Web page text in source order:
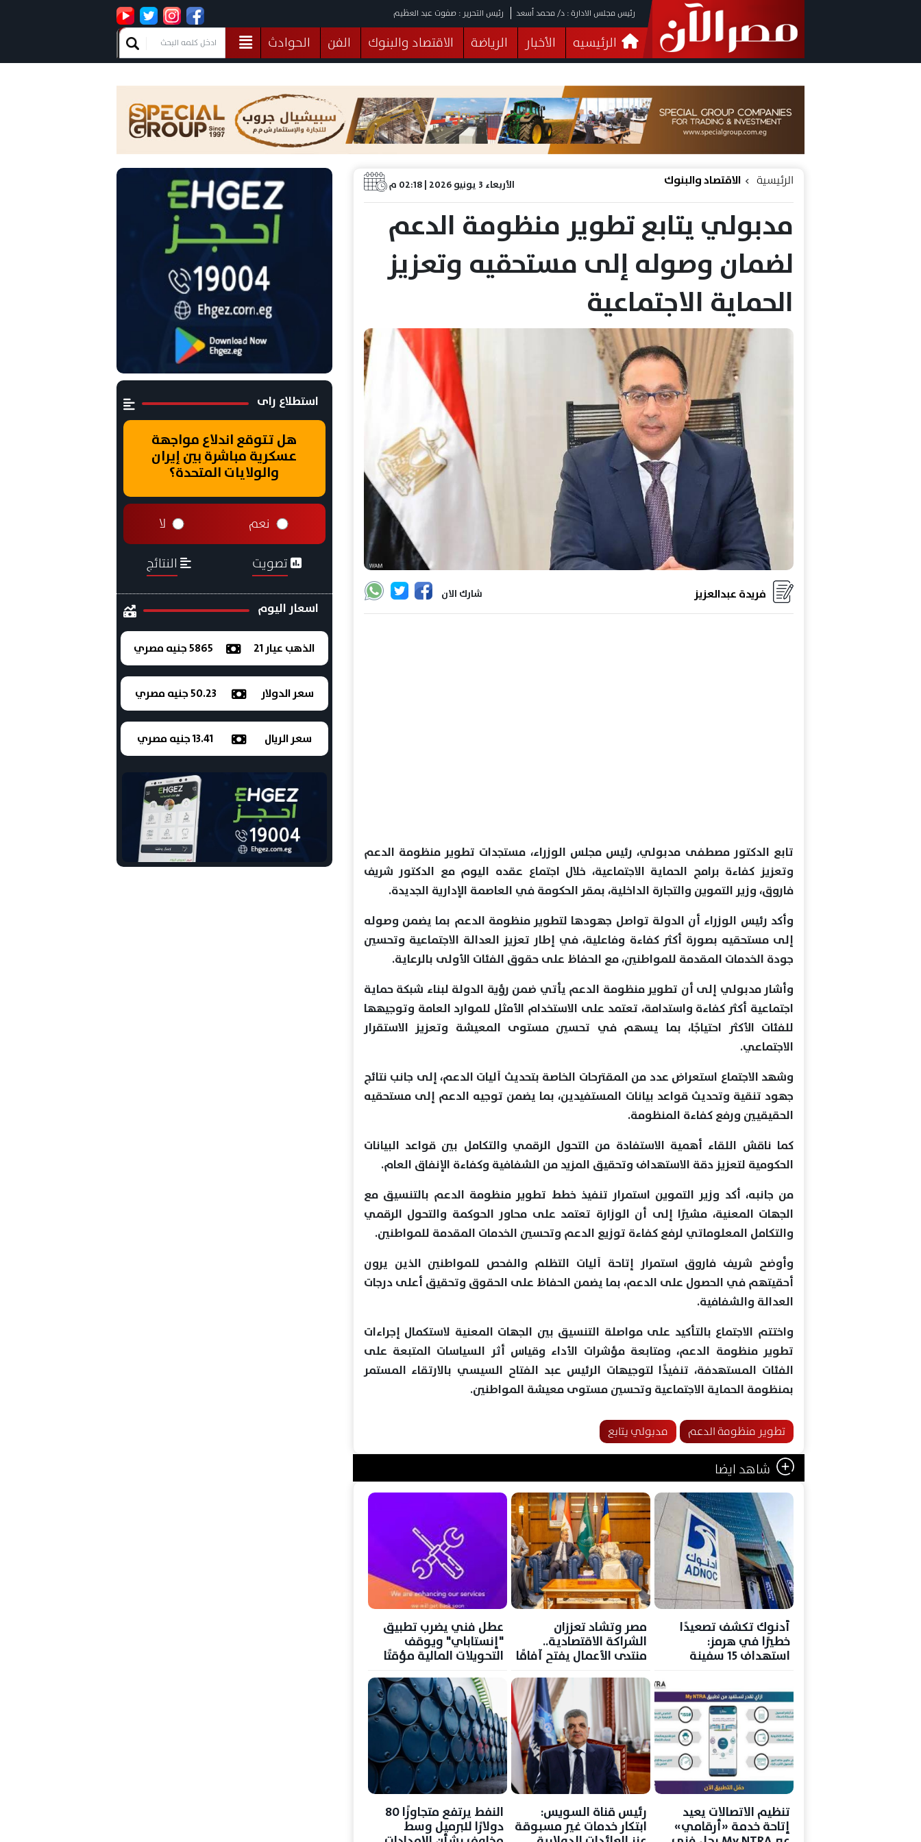
رئيس مجلس الادارة : د/ محمد أسعد رئيس التحرير : صفوت عبد العظيم
الرئيسيه الأخبار الرياضة الاقتصاد والبنوك الفن
الحوادث
فيديوهات
البرلمان صحة الثقافة خدمات منوعات
الأربعاء 3 يونيو 2026 | 02:18 م الرئيسية الاقتصاد والبنوك
مدبولي يتابع تطوير منظومة الدعم
لضمان وصوله إلى مستحقيه وتعزيز
الحماية الاجتماعية
شارك الان فريدة عبدالعزيز
تابع الدكتور مصطفى مدبولي، رئيس مجلس الوزراء، مستجدات تطوير منظومة الدعم
وتعزيز كفاءة برامج الحماية الاجتماعية، خلال اجتماع عقده اليوم مع الدكتور شريف
فاروق، وزير التموين والتجارة الداخلية، بمقر الحكومة في العاصمة الإدارية الجديدة.
وأكد رئيس الوزراء أن الدولة تواصل جهودها لتطوير منظومة الدعم بما يضمن وصوله
إلى مستحقيه بصورة أكثر كفاءة وفاعلية، في إطار تعزيز العدالة الاجتماعية وتحسين
جودة الخدمات المقدمة للمواطنين، مع الحفاظ على حقوق الفئات الأولى بالرعاية.
وأشار مدبولي إلى أن تطوير منظومة الدعم يأتي ضمن رؤية الدولة لبناء شبكة حماية
اجتماعية أكثر كفاءة واستدامة، تعتمد على الاستخدام الأمثل للموارد العامة وتوجيهها
للفئات الأكثر احتياجًا، بما يسهم في تحسين مستوى المعيشة وتعزيز الاستقرار
الاجتماعي.
وشهد الاجتماع استعراض عدد من المقترحات الخاصة بتحديث آليات الدعم، إلى جانب نتائج
جهود تنقية وتحديث قواعد بيانات المستفيدين، بما يضمن توجيه الدعم إلى مستحقيه
الحقيقيين ورفع كفاءة المنظومة.
كما ناقش اللقاء أهمية الاستفادة من التحول الرقمي والتكامل بين قواعد البيانات
الحكومية لتعزيز دقة الاستهداف وتحقيق المزيد من الشفافية وكفاءة الإنفاق العام.
من جانبه، أكد وزير التموين استمرار تنفيذ خطط تطوير منظومة الدعم بالتنسيق مع
الجهات المعنية، مشيرًا إلى أن الوزارة تعتمد على محاور الحوكمة والتحول الرقمي
والتكامل المعلوماتي لرفع كفاءة توزيع الدعم وتحسين الخدمات المقدمة للمواطنين.
وأوضح شريف فاروق استمرار إتاحة آليات التظلم والفحص للمواطنين الذين يرون
أحقيتهم في الحصول على الدعم، بما يضمن الحفاظ على الحقوق وتحقيق أعلى درجات
العدالة والشفافية.
واختتم الاجتماع بالتأكيد على مواصلة التنسيق بين الجهات المعنية لاستكمال إجراءات
تطوير منظومة الدعم، ومتابعة مؤشرات الأداء وقياس أثر السياسات المتبعة على
الفئات المستهدفة، تنفيذًا لتوجيهات الرئيس عبد الفتاح السيسي بالارتقاء المستمر
بمنظومة الحماية الاجتماعية وتحسين مستوى معيشة المواطنين.
تطوير منظومة الدعم مدبولي يتابع
شاهد ايضا
أدنوك تكشف تصعيدًا
خطيرًا في هرمز:
استهداف 15 سفينة
مصر وتشاد تعززان
الشراكة الاقتصادية..
منتدى الأعمال يفتح آفاقًا
عطل فني يضرب تطبيق
"إنستاباي" ويوقف
التحويلات المالية مؤقتًا
تنظيم الاتصالات يعيد
إتاحة خدمة «أرقامي»
رئيس قناة السويس:
ابتكار خدمات غير مسبوقة
النفط يرتفع متجاوزًا 80
دولارًا للبرميل وسط
استطلاع راى
هل تتوقع اندلاع مواجهة
عسكرية مباشرة بين إيران
والولايات المتحدة؟
نعم لا
تصويت النتائج
اسعار اليوم
الذهب عيار 21 5865 جنيه مصري
سعر الدولار 50.23 جنيه مصري
سعر الريال 13.41 جنيه مصري